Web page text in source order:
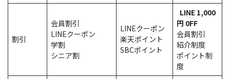
割引
会員割引
LINEクーポン
学割
シニア割
LINEクーポン
楽天ポイント
SBCポイント
LINE 1,000
円 0FF
会員割引
紹介制度
ポイント制
度